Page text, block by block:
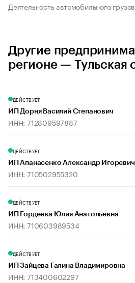
Деятельность автомобильного
Другие
регионе — Тульская
ДЕЙСТВУЕТ
ИП Дорня Василий Степанович
ИНН: 712809597887
ДЕЙСТВУЕТ
ИП Апанасенко Александр Игоревич
ИНН: 710502955320
ДЕЙСТВУЕТ
ИП Гордеева Юлия Анатольевна
ИНН: 710603989534
ДЕЙСТВУЕТ
ИП Зайцева Галина Владимировна
ИНН: 713400602297